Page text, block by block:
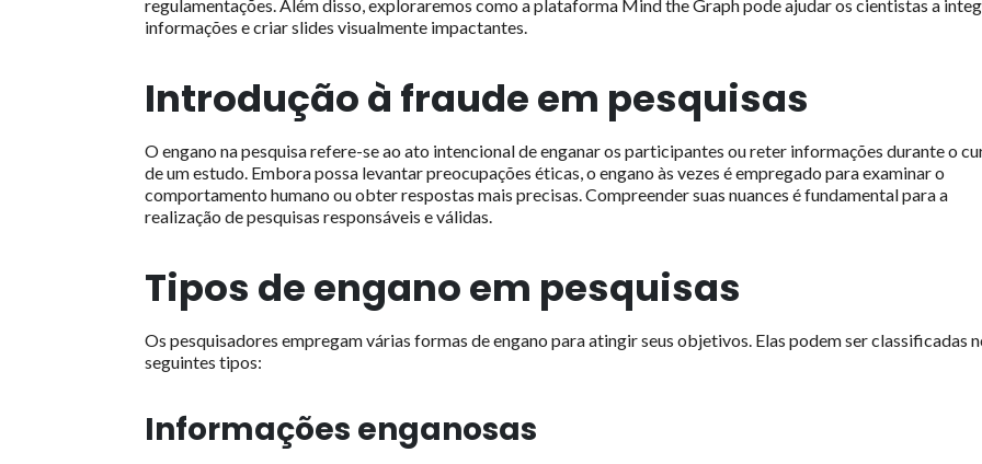
regulamentações. Além disso, exploraremos como a plataforma Mind the Graph pode ajudar os cientistas a
informações e criar slides visualmente impactantes.
Introdução à fraude em pesquisas
O engano na pesquisa refere-se ao ato intencional de enganar os participantes ou reter informações durante o
de um estudo. Embora possa levantar preocupações éticas, o engano às vezes é empregado para examinar o
comportamento humano ou obter respostas mais precisas. Compreender suas nuances é fundamental para a
realização de pesquisas responsáveis e válidas.
Tipos de engano em pesquisas
Os pesquisadores empregam várias formas de engano para atingir seus objetivos. Elas podem ser classificadas
seguintes tipos:
Informações enganosas